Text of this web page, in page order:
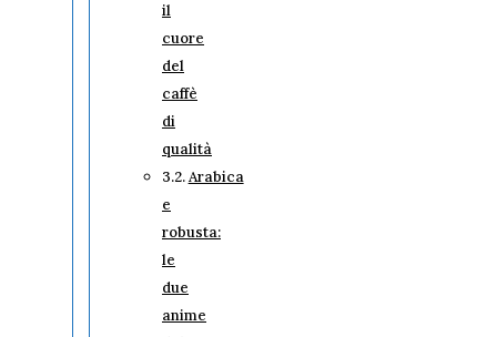
il
cuore
del
caffè
di
qualità
Arabica
e
robusta:
le
due
anime